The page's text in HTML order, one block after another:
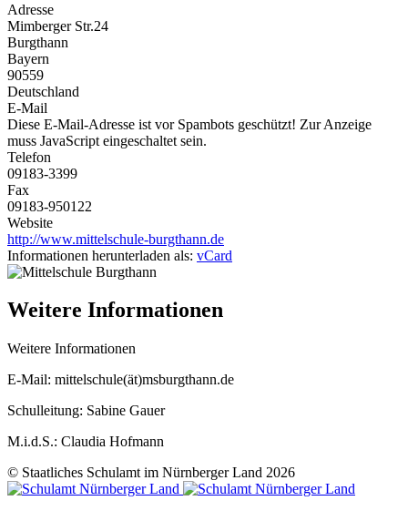
Adresse
Mimberger Str.24
Burgthann
Bayern
90559
Deutschland
E-Mail
Diese E-Mail-Adresse ist vor Spambots geschützt! Zur Anzeige
muss JavaScript eingeschaltet sein.
Telefon
09183-3399
Fax
09183-950122
Website
http://www.mittelschule-burgthann.de
Informationen herunterladen als: vCard
Weitere Informationen
Weitere Informationen
E-Mail: mittelschule(ät)msburgthann.de
Schulleitung: Sabine Gauer
M.i.d.S.: Claudia Hofmann
© Staatliches Schulamt im Nürnberger Land 2026